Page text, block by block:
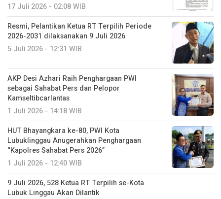
17 Juli 2026 - 02:08 WIB
Resmi, Pelantikan Ketua RT Terpilih Periode
2026-2031 dilaksanakan 9 Juli 2026
5 Juli 2026 - 12:31 WIB
AKP Desi Azhari Raih Penghargaan PWI
sebagai Sahabat Pers dan Pelopor
Kamseltibcarlantas
1 Juli 2026 - 14:18 WIB
HUT Bhayangkara ke-80, PWI Kota
Lubuklinggau Anugerahkan Penghargaan
“Kapolres Sahabat Pers 2026”
1 Juli 2026 - 12:40 WIB
9 Juli 2026, 528 Ketua RT Terpilih se-Kota
Lubuk Linggau Akan Dilantik